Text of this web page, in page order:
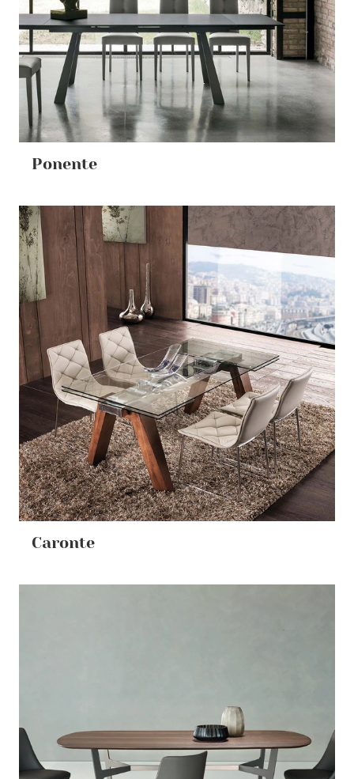
Ponente
Caronte